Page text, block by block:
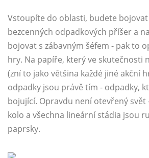
Vstoupíte do oblasti, budete
bezcenných odpadkových příšer a
bojovat s zábavným šéfem - pak to
hry. Na papíře, který ve skutečnosti
(zní to jako většina každé jiné akční
odpadky jsou právě tím - odpadky,
bojující. Opravdu není otevřený svět
kolo a všechna lineární stádia jsou
paprsky.